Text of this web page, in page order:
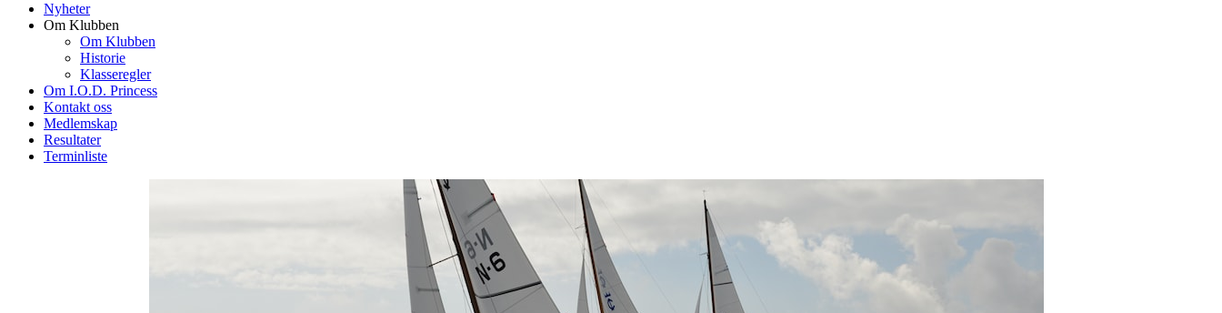
Nyheter
Om Klubben
Om Klubben
Historie
Klasseregler
Om I.O.D. Princess
Kontakt oss
Medlemskap
Resultater
Terminliste